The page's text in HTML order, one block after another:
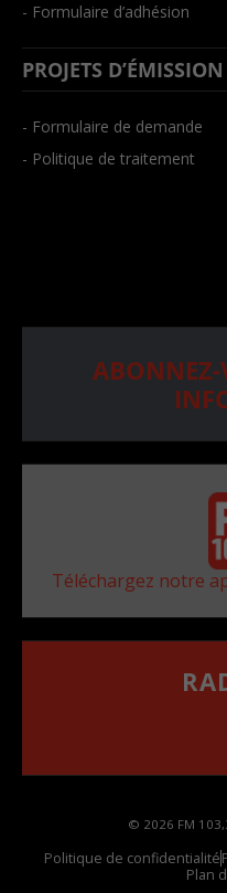
- Formulaire d’adhésion
PROJETS D’ÉMISSION
- Formulaire de demande
- Politique de traitement
ABONNEZ-
Téléchargez notre
© 2026 FM
Politique de confidentialité
Plan